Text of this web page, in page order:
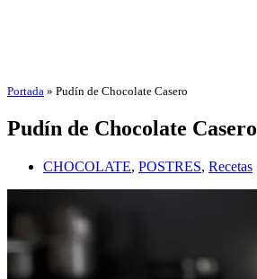
Portada » Pudín de Chocolate Casero
Pudín de Chocolate Casero
CHOCOLATE, POSTRES, Recetas